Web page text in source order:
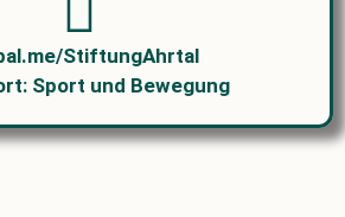
StiftungAhrtal
Sport und Bewegung